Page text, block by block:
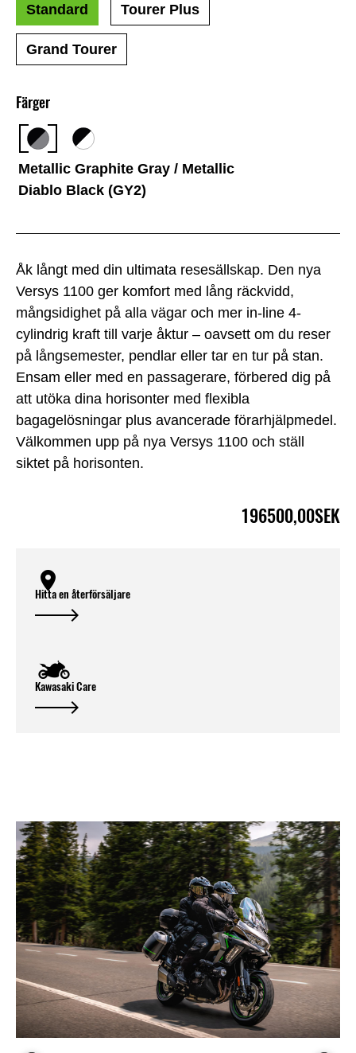
Åk långt med din ultimata resesällskap. Den nya
Versys 1100 ger komfort med lång räckvidd,
mångsidighet på alla vägar och mer in-line 4-
cylindrig kraft till varje åktur – oavsett om du reser
på långsemester, pendlar eller tar en tur på stan.
Ensam eller med en passagerare, förbered dig på
att utöka dina horisonter med flexibla
bagagelösningar plus avancerade förarhjälpmedel.
Välkommen upp på nya Versys 1100 och ställ
siktet på horisonten.
196500,00SEK
Färger
Metallic Graphite Gray / Metallic
Diablo Black (GY2)
Standard Tourer Plus
Grand Tourer
Hitta en återförsäljare
Kawasaki Care